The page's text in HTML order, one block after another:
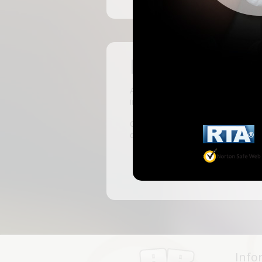
Pas encore
ABKingdom est le site français de
inscrivant, vous pourrez accéder
C'est rapide et gratuit, des milliers
discussions, faire des rencontres,